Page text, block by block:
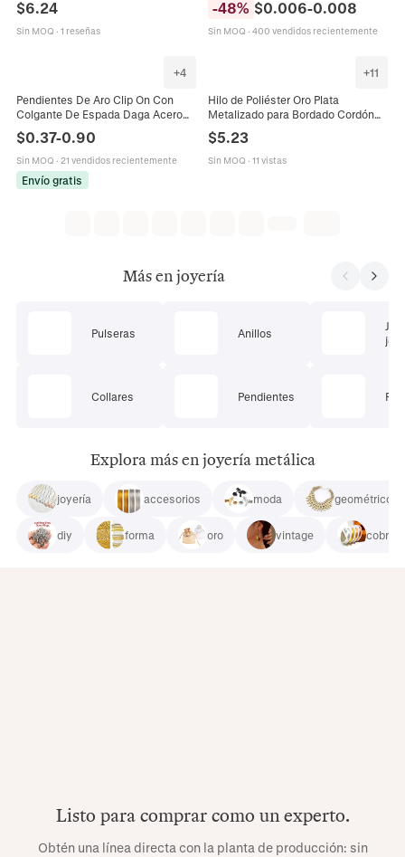
Moda Para Mujeres
$6.24
Sin MOQ · 1 reseñas
Tonos Metálicos
-48% $0.006-0.008
Sin MOQ · 400 vendidos recientemente
+4
Pendientes De Aro Clip On Con
Colgante De Espada Daga Acero
Inoxidable Punk Gótico Hip Hop
Unisex Joyería Negro Plata
$0.37-0.90
Sin MOQ · 21 vendidos recientemente
Envío gratis
+11
Hilo de Poliéster Oro Plata
Metalizado para Bordado Cordón
de Tejido a Mano DIY Material de
Joyería Cordones Decorativos
$5.23
Sin MOQ · 11 vistas
Más en joyería
Pulseras
Collares
Anillos
Pendientes
Explora más en joyería metálica
joyería accesorios moda geométrico
diy forma oro vintage cobre
Listo para comprar como un experto.
Obtén una línea directa con la planta de producción: sin